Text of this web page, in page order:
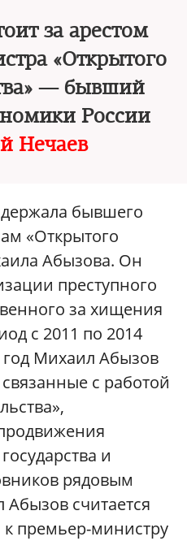
за арестом
«Открытого
— бывший
России
Нечаев
бывшего
«Открытого
Абызова. Он
преступного
за хищения
с 2011 по 2014
год Михаил Абызов
с работой
и
рядовым
считается
премьер-министру